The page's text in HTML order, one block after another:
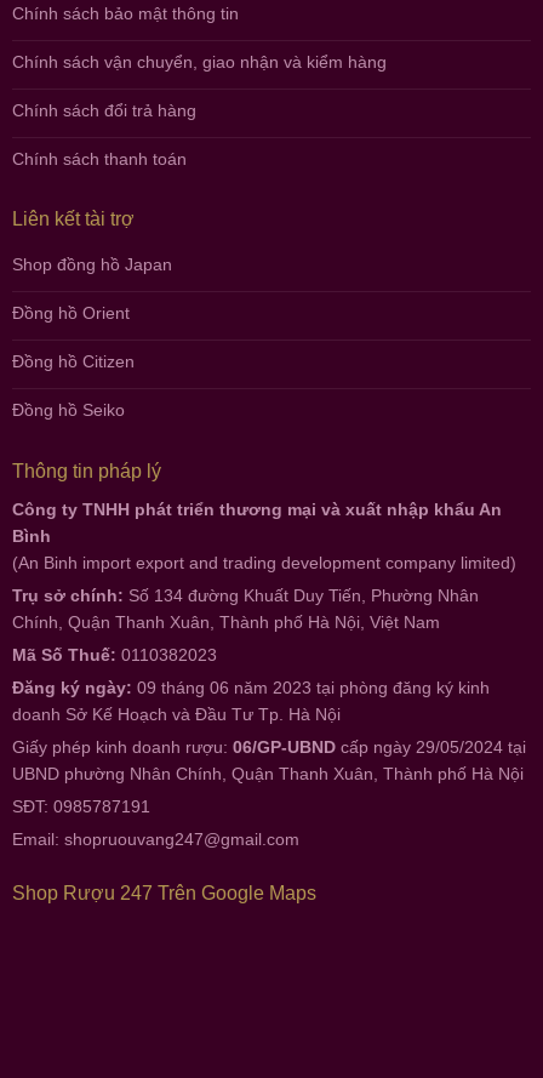
Chính sách bảo mật thông tin
Chính sách vận chuyển, giao nhận và kiểm hàng
Chính sách đổi trả hàng
Chính sách thanh toán
Liên kết tài trợ
Shop đồng hồ Japan
Đồng hồ Orient
Đồng hồ Citizen
Đồng hồ Seiko
Thông tin pháp lý
Công ty TNHH phát triển thương mại và xuất nhập khẩu An
Bình
(An Binh import export and trading development company limited)
Trụ sở chính: Số 134 đường Khuất Duy Tiến, Phường Nhân
Chính, Quận Thanh Xuân, Thành phố Hà Nội, Việt Nam
Mã Số Thuế: 0110382023
Đăng ký ngày: 09 tháng 06 năm 2023 tại phòng đăng ký kinh
doanh Sở Kế Hoạch và Đầu Tư Tp. Hà Nội
Giấy phép kinh doanh rượu: 06/GP-UBND cấp ngày 29/05/2024 tại
UBND phường Nhân Chính, Quận Thanh Xuân, Thành phố Hà Nội
SĐT: 0985787191
Email: shopruouvang247@gmail.com
Shop Rượu 247 Trên Google Maps